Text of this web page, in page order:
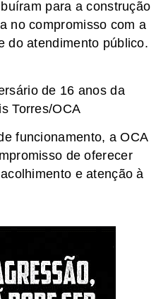
para a construção
no compromisso com a
do atendimento público.
de 16 anos da
Torres/OCA
funcionamento, a OCA
de oferecer
e atenção à